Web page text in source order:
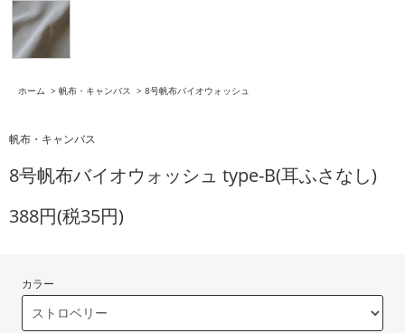
ホーム > 帆布・キャンバス > 8号帆布バイオウォッシュ
帆布・キャンバス
8号帆布バイオウォッシュ type-B(耳ふさなし)
388円(税35円)
カラー